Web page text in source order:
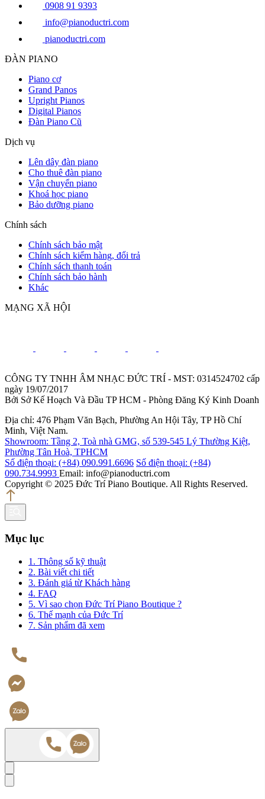
0908 91 9393
info@pianoductri.com
pianoductri.com
ĐÀN PIANO
Piano cơ
Grand Panos
Upright Pianos
Digital Pianos
Đàn Piano Cũ
Dịch vụ
Lên dây đàn piano
Cho thuê đàn piano
Vận chuyển piano
Khoá học piano
Bảo dưỡng piano
Chính sách
Chính sách bảo mật
Chính sách kiểm hàng, đổi trả
Chính sách thanh toán
Chính sách bảo hành
Khác
MẠNG XÃ HỘI
CÔNG TY TNHH ÂM NHẠC ĐỨC TRÍ - MST: 0314524702 cấp
ngày 19/07/2017
Bởi Sở Kế Hoạch Và Đầu TP HCM - Phòng Đăng Ký Kinh Doanh
Địa chỉ: 476 Phạm Văn Bạch, Phường An Hội Tây, TP Hồ Chí
Minh, Việt Nam.
Showroom: Tầng 2, Toà nhà GMG, số 539-545 Lý Thường Kiệt,
Phường Tân Hoà, TPHCM
Số điện thoại: (+84) 090.991.6696 Số điện thoại: (+84)
090.734.9993 Email: info@pianoductri.com
Copyright © 2025 Đức Trí Piano Boutique. All Rights Reserved.
Mục lục
1. Thông số kỹ thuật
2. Bài viết chi tiết
3. Đánh giá từ Khách hàng
4. FAQ
5. Vì sao chọn Đức Trí Piano Boutique ?
6. Thế mạnh của Đức Trí
7. Sản phẩm đã xem